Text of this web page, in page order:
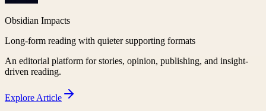
Obsidian Impacts
Long-form reading with quieter supporting formats
An editorial platform for stories, opinion, publishing, and insight-
driven reading.
Explore Article